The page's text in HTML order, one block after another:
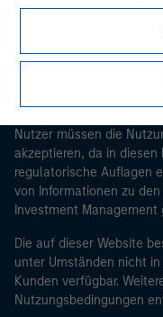
könnte. Morgan
seine verbundenen
für die Richtigkeit
oder Auslassungen
Um die Nutzung von
verhindern, gelten für
besondere
ein Verfahren zur
vorgeschrieben.
Management Limited
und sonstige
durchzuführen, um
nachzukommen,
Personen in Bezug
Nutzer müssen die
akzeptieren, da in
regulatorische Auflagen
von Informationen zu
Investment Management
Die auf dieser Website
unter Umständen nicht
Kunden verfügbar.
Nutzungsbedingungen